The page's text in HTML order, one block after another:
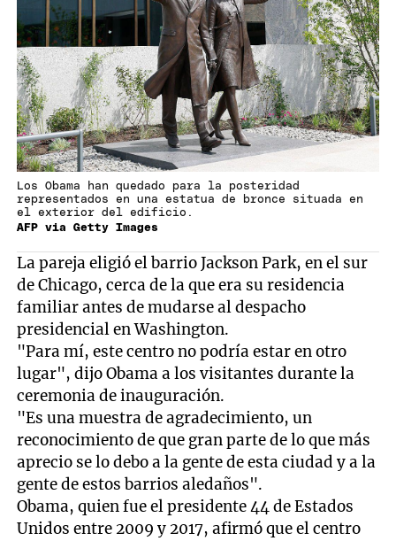
AFP via Getty Images
Los Obama han quedado para la posteridad
representados en una estatua de bronce situada en
el exterior del edificio.
La pareja eligió el barrio Jackson Park, en el sur
de Chicago, cerca de la que era su residencia
familiar antes de mudarse al despacho
presidencial en Washington.
"Para mí, este centro no podría estar en otro
lugar", dijo Obama a los visitantes durante la
ceremonia de inauguración.
"Es una muestra de agradecimiento, un
reconocimiento de que gran parte de lo que más
aprecio se lo debo a la gente de esta ciudad y a la
gente de estos barrios aledaños".
Obama, quien fue el presidente 44 de Estados
Unidos entre 2009 y 2017, afirmó que el centro